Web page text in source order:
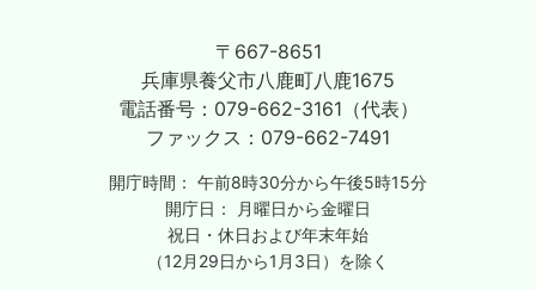
〒667-8651
兵庫県養父市八鹿町八鹿1675
電話番号： 079-662-3161（代表）
ファックス： 079-662-7491
開庁時間： 午前8時30分から午後5時15分
開庁日：
月曜日から金曜日
祝日・休日および年末年始
（12月29日から1月3日）を除く